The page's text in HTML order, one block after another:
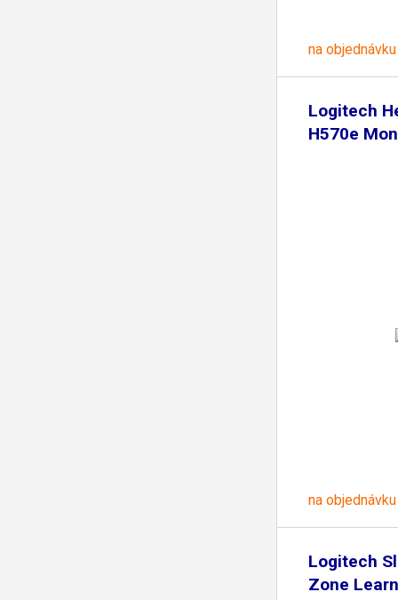
na objednávku
Logitech
H570e
na objednávku
Logitech
Zone